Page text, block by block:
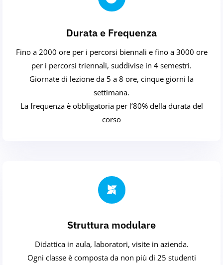
Durata e Frequenza
Fino a 2000 ore per i percorsi biennali e fino a 3000 ore
per i percorsi triennali, suddivise in 4 semestri.
Giornate di lezione da 5 a 8 ore, cinque giorni la
settimana.
La frequenza è obbligatoria per l’80% della durata del
corso
Struttura modulare
Didattica in aula, laboratori, visite in azienda.
Ogni classe è composta da non più di 25 studenti